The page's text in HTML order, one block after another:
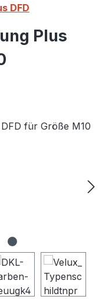
DFD
Plus